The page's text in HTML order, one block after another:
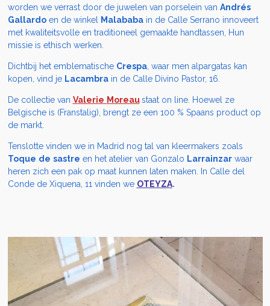
worden we verrast door de juwelen van porselein van Andrés
Gallardoen de winkel Malababain de Calle Serrano innoveert
met kwaliteitsvolle en traditioneel gemaakte handtassen, Hun
missie is ethisch werken.
Dichtbij het emblematische Crespa, waar men alpargatas kan
kopen, vind je Lacambrain de Calle Divino Pastor, 16.
De collectie van Valerie Moreau staat on line. Hoewel ze
Belgische is (Franstalig), brengt ze een 100 % Spaans product op
de markt.
Tenslotte vinden we in Madrid nog tal van kleermakers zoals
Toque de sastre en het atelier van Gonzalo Larrainzarwaar
heren zich een pak op maat kunnen laten maken. In Calle del
Conde de Xiquena, 11 vinden we OTEYZA.